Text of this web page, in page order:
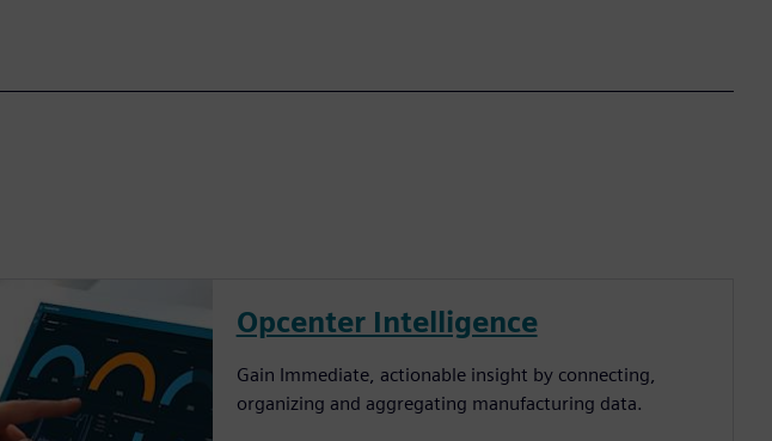
Opcenter Intelligence
Gain Immediate, actionable insight by connecting,
organizing and aggregating manufacturing data.